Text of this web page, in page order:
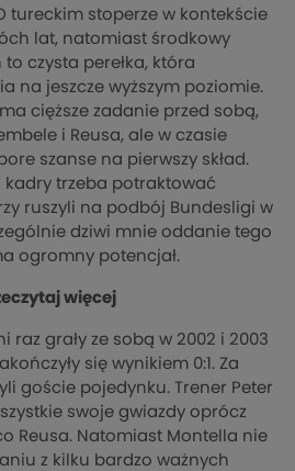
tureckim stoperze w kontekście
lat, natomiast środkowy
czysta perełka, która
na jeszcze wyższym poziomie.
cięższe zadanie przed sobą,
i Reusa, ale w czasie
szanse na pierwszy skład.
kadry trzeba potraktować
ruszyli na podbój Bundesligi w
dziwi mnie oddanie tego
ogromny potencjał.
więcej
raz grały ze sobą w 2002 i 2003
się wynikiem 0:1. Za
goście pojedynku. Trener Peter
swoje gwiazdy oprócz
Reusa. Natomiast Montella nie
z kilku bardzo ważnych